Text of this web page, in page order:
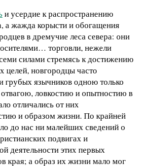
и усердие к распространению
а жажда корысти и обогащения
в дремучие леса севера: они
торговли, нежели
силами стремясь к достижению
целей, новгородцы часто
грубых язычников одною только
ловкостию и опытностию в
отличались от них
и образом жизни. По крайней
до нас ни малейших сведений о
подвигах и
деятельности этих первых
края; а образ их жизни мало мог